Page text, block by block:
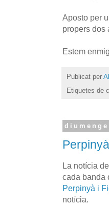
Aposto per
propers dos
Estem
Publicat per
Etiquetes de
La notícia
cada banda
Perpinyà i
notícia.